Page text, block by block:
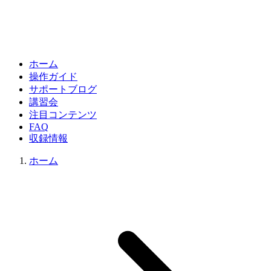
ホーム
操作ガイド
サポートブログ
講習会
注目コンテンツ
FAQ
収録情報
ホーム